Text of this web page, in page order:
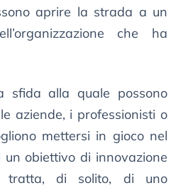
aprire la strada a un
che ha
sfida alla quale possono
aziende, i professionisti o
mettersi in gioco nel
un obiettivo di innovazione
tratta, di solito, di uno